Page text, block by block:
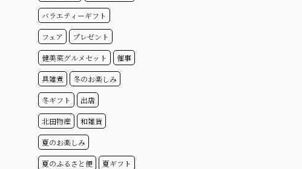
バラエティーギフト
フェア プレゼント
健美菜グルメセット 催事
具雑煮 冬のお楽しみ
冬ギフト 出店
北田物産 和雑貨
夏のお楽しみ
夏のふるさと便 夏ギフト